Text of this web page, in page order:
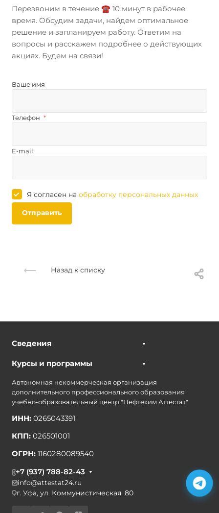
Перезвоним в течение ☎️ 10 минут в рабочее
время. Обсудим задачи, найдем оптимальное
решение и запланируем работу. Ответим на
вопросы и расскажем подробнее о действующих
акциях. Будем на связи!
Ваше имя
Телефон *
E-mail:
Я согласен на обработку персональных данных
Отправить
Назад к списку
Сведения
Курсы и программы
Автономная некоммерческая организация
дополнительного профессионального образования
учебно-образовательный центр "Нефтехим Аттестат"
ИНН: 0265043391
КПП: 026501001
ОГРН: 1160280089540
+7 (937) 788-82-43
info@attestat24.ru
г. Уфа, ул. Коммунистическая, 80